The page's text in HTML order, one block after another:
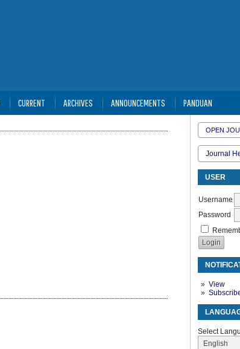
OPEN
Journal
USER
Username
Password
View
Select
CURRENT ARCHIVES ANNOUNCEMENTS PANDUAN